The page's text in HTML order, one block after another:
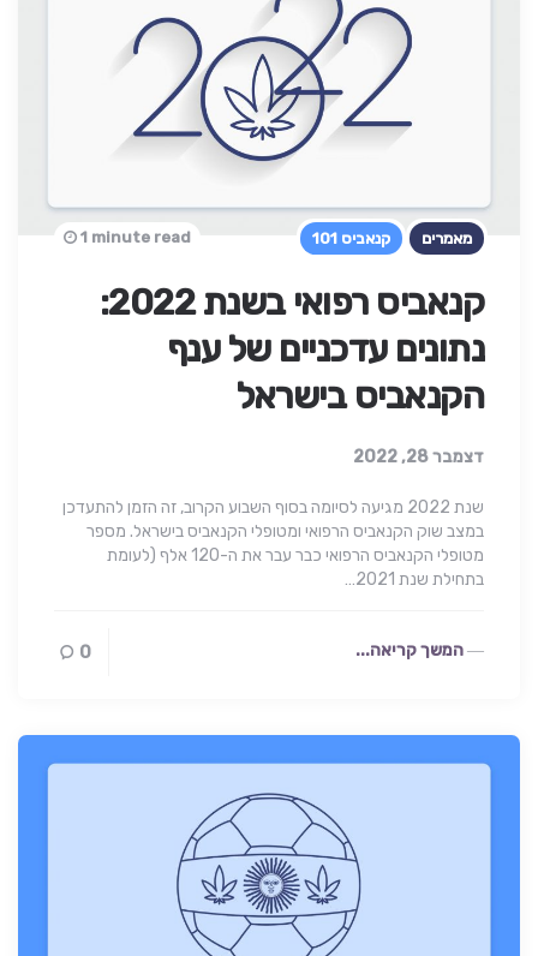
מאמרים קנאביס 101
קנאביס רפואי בשנת 2022:
נתונים עדכניים של ענף
הקנאביס בישראל
דצמבר 28, 2022
1 minute read
שנת 2022 מגיעה לסיומה בסוף השבוע הקרוב, זה הזמן להתעדכן
במצב שוק הקנאביס הרפואי ומטופלי הקנאביס בישראל. מספר
מטופלי הקנאביס הרפואי כבר עבר את ה-120 אלף (לעומת
בתחילת שנת 2021…
המשך קריאה... 0